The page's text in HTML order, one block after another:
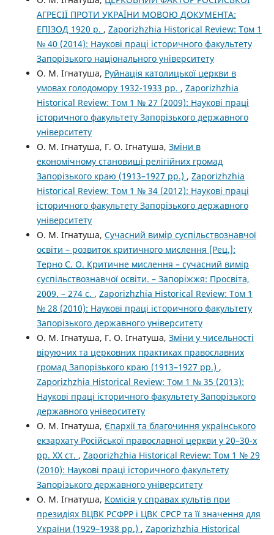
АГРЕСІЇ ПРОТИ УКРАЇНИ МОВОЮ ДОКУМЕНТА:
ЕПІЗОД 1920 р. , Zaporizhzhia Historical Review: Том 1
№ 40 (2014): Наукові праці історичного факультету
Запорізького національного університету
О. М. Ігнатуша, Руйнація католицької церкви в
умовах голодомору 1932-1933 рр. , Zaporizhzhia
Historical Review: Том 1 № 27 (2009): Наукові праці
історичного факультету Запорізького державного
університету
О. М. Ігнатуша, Г. О. Ігнатуша, Зміни в
економічному становищі релігійних громад
Запорізького краю (1913–1927 рр.) , Zaporizhzhia
Historical Review: Том 1 № 34 (2012): Наукові праці
історичного факультету Запорізького державного
університету
О. М. Ігнатуша, Сучасний вимір суспільствознавчої
освіти – розвиток критичного мислення [Рец.]:
Терно С. О. Критичне мислення – сучасний вимір
суспільствознавчої освіти. – Запоріжжя: Просвіта,
2009. – 274 с. , Zaporizhzhia Historical Review: Том 1
№ 28 (2010): Наукові праці історичного факультету
Запорізького державного університету
О. М. Ігнатуша, Г. О. Ігнатуша, Зміни у чисельності
віруючих та церковних практиках православних
громад Запорізького краю (1913–1927 рр.) ,
Zaporizhzhia Historical Review: Том 1 № 35 (2013):
Наукові праці історичного факультету Запорізького
державного університету
О. М. Ігнатуша, Єпархії та благочиння українського
екзархату Російської православної церкви у 20–30-х
рр. ХХ ст. , Zaporizhzhia Historical Review: Том 1 № 29
(2010): Наукові праці історичного факультету
Запорізького державного університету
О. М. Ігнатуша, Комісія у справах культів при
президіях ВЦВК РСФРР і ЦВК СРСР та її значення для
України (1929–1938 рр.) , Zaporizhzhia Historical